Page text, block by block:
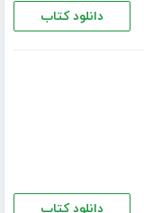
دانلود کتاب
دانلود کتاب